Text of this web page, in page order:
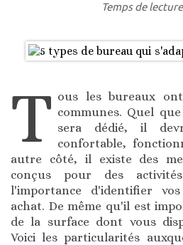
Temps de
T ous les bureaux
communes. Quel
sera dédié, il
confortable,
autre côté, il existe des
conçus pour des
l'importance d'identifier
achat. De même qu'il est
de la surface dont vous
Voici les particularités